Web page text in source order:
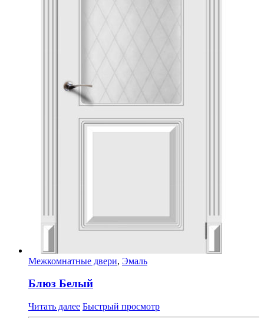
Межкомнатные двери, Эмаль
Блюз Белый
Читать далее Быстрый просмотр